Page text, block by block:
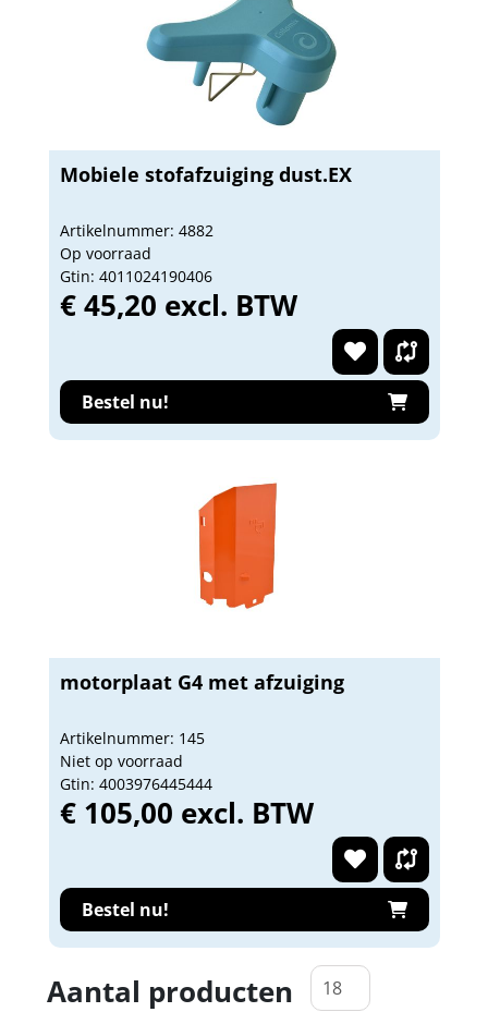
Mobiele stofafzuiging dust.EX
Artikelnummer: 4882
Op voorraad
Gtin: 4011024190406
€ 45,20 excl. BTW
Bestel nu!
motorplaat G4 met afzuiging
Artikelnummer: 145
Niet op voorraad
Gtin: 4003976445444
€ 105,00 excl. BTW
Bestel nu!
Aantal producten